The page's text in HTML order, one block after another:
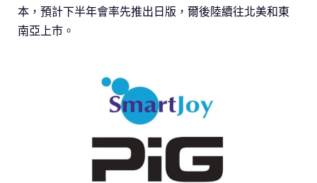
本，預計下半年會率先推出日版，爾後陸續往北美和東
南亞上市。